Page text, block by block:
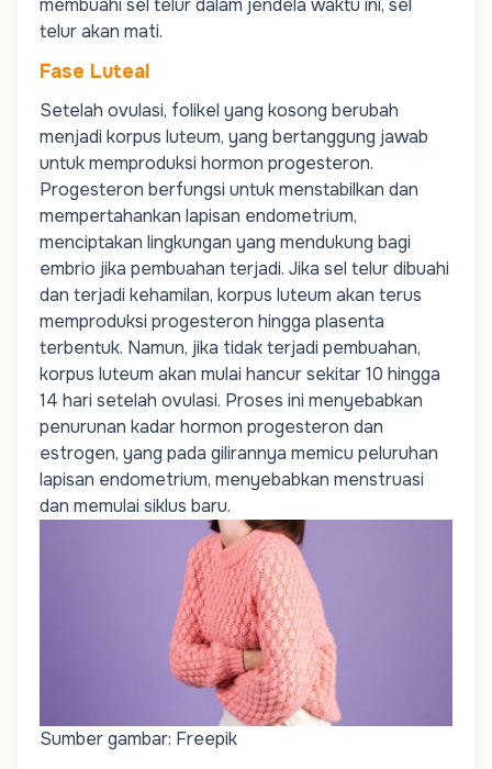
membuahi sel telur dalam jendela waktu ini, sel
telur akan mati.
Fase Luteal
Setelah ovulasi, folikel yang kosong berubah
menjadi korpus luteum, yang bertanggung jawab
untuk memproduksi hormon progesteron.
Progesteron berfungsi untuk menstabilkan dan
mempertahankan lapisan endometrium,
menciptakan lingkungan yang mendukung bagi
embrio jika pembuahan terjadi. Jika sel telur dibuahi
dan terjadi kehamilan, korpus luteum akan terus
memproduksi progesteron hingga plasenta
terbentuk. Namun, jika tidak terjadi pembuahan,
korpus luteum akan mulai hancur sekitar 10 hingga
14 hari setelah ovulasi. Proses ini menyebabkan
penurunan kadar hormon progesteron dan
estrogen, yang pada gilirannya memicu peluruhan
lapisan endometrium, menyebabkan menstruasi
dan memulai siklus baru.
Sumber gambar: Freepik